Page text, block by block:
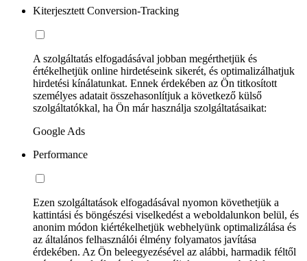
Kiterjesztett Conversion-Tracking
A szolgáltatás elfogadásával jobban megérthetjük és
értékelhetjük online hirdetéseink sikerét, és optimalizálhatjuk
hirdetési kínálatunkat. Ennek érdekében az Ön titkosított
személyes adatait összehasonlítjuk a következő külső
szolgáltatókkal, ha Ön már használja szolgáltatásaikat:
Google Ads
Performance
Ezen szolgáltatások elfogadásával nyomon követhetjük a
kattintási és böngészési viselkedést a weboldalunkon belül, és
anonim módon kiértékelhetjük webhelyünk optimalizálása és
az általános felhasználói élmény folyamatos javítása
érdekében. Az Ön beleegyezésével az alábbi, harmadik féltől